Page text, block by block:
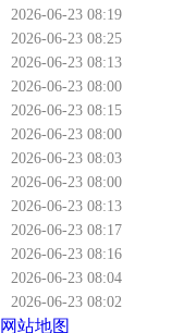
2026-06-23 08:19
2026-06-23 08:25
2026-06-23 08:13
2026-06-23 08:00
2026-06-23 08:15
2026-06-23 08:00
2026-06-23 08:03
2026-06-23 08:00
2026-06-23 08:13
2026-06-23 08:17
2026-06-23 08:16
2026-06-23 08:04
2026-06-23 08:02
网站地图